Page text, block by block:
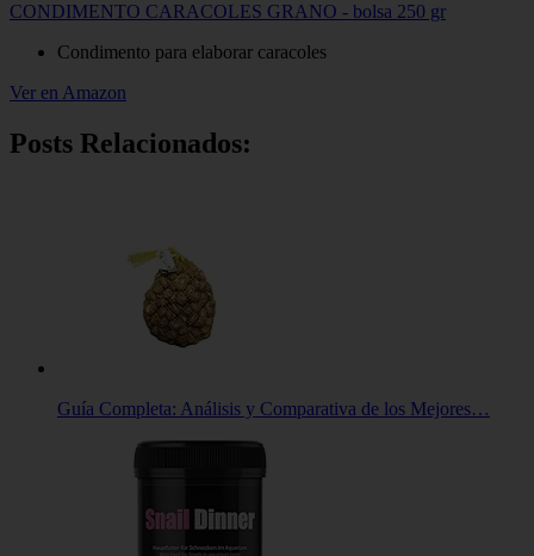
CONDIMENTO CARACOLES GRANO - bolsa 250 gr
Condimento para elaborar caracoles
Ver en Amazon
Posts Relacionados:
Guía Completa: Análisis y Comparativa de los Mejores…